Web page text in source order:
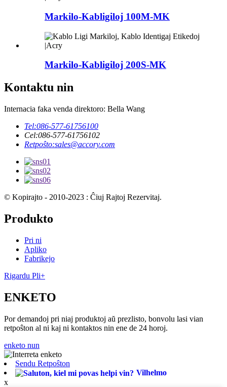
Markilo-Kabligiloj 100M-MK
Markilo-Kabligiloj 200S-MK
Kontaktu nin
Internacia faka venda direktoro: Bella Wang
Tel:086-577-61756100
Cel:086-577-61756102
Retpoŝto:sales@accory.com
© Kopirajto - 2010-2023 : Ĉiuj Rajtoj Rezervitaj.
Produkto
Pri ni
Apliko
Fabrikejo
Rigardu Pli+
ENKETO
Por demandoj pri niaj produktoj aŭ prezlisto, bonvolu lasi vian
retpoŝton al ni kaj ni kontaktos nin ene de 24 horoj.
enketo nun
Sendu Retpoŝton
Vilhelmo
x